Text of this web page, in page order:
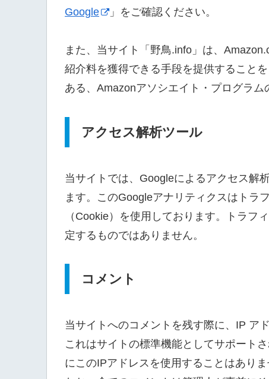
Google
」をご確認ください。
また、当サイト「野鳥.info」は、
紹介料を獲得できる手段を提供すること
ある、Amazonアソシエイト・プログラム
アクセス解析ツール
当サイトでは、Googleによるアクセス解
ます。このGoogleアナリティクスはトラ
（Cookie）を使用しております。トラフ
定するものではありません。
コメント
当サイトへのコメントを残す際に、IP ア
これはサイトの標準機能としてサポート
にこのIPアドレスを使用することはありま